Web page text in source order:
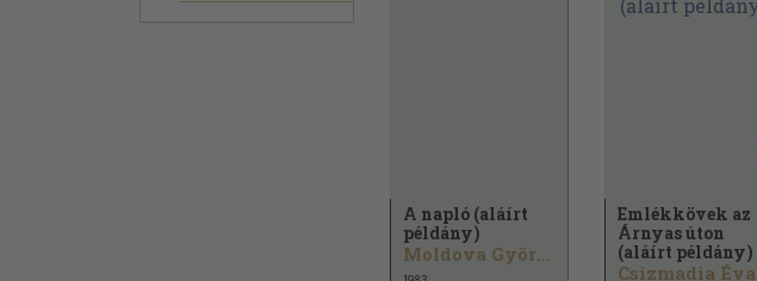
A napló (aláírt
példány)
Moldova György
Emlékkövek az
Árnyas úton
(aláírt példány)
Csizmadia Éva